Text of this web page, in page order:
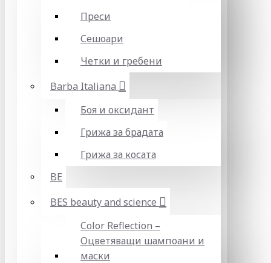
Преси
Сешоари
Четки и гребени
Barba Italiana
Боя и оксидант
Грижа за брадата
Грижа за косата
BE
BES beauty and science
Color Reflection –
Оцветяващи шампоани и
маски